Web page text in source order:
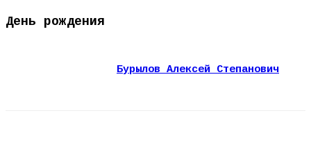
День рождения
Бурылов Алексей Степанович